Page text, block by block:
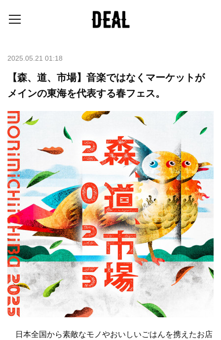
2025.05.21 01:18
【森、道、市場】音楽ではなくマーケットが
メインの東海を代表する春フェス。
日本全国から素敵なモノやおいしいごはんを携えたお店